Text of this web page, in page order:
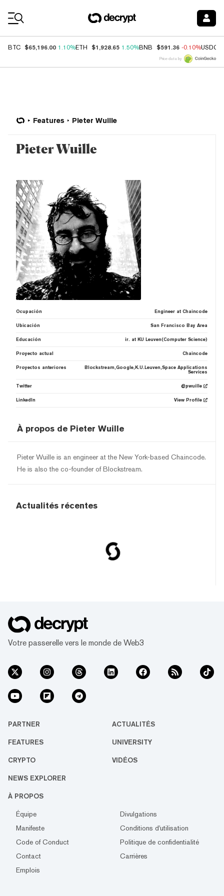
BTC $65,196.00 1.10%ETH $1,928.65 1.50%BNB $591.36 -0.10%USDC
Price data by
Features Pieter Wuille
Pieter Wuille
Ocupación Engineer at Chaincode
Ubicación San Francisco Bay Area
Educación ir. at KU Leuven(Computer Science)
Proyecto actual Chaincode
Proyectos anteriores
Blockstream,Google,K.U.Leuven,Space Applications
Services
Twitter @pwuille
LinkedIn View Profile
À propos de Pieter Wuille
Pieter Wuille is an engineer at the New York-based Chaincode.
He is also the co-founder of Blockstream.
Actualités récentes
Votre passerelle vers le monde de Web3
PARTNER ACTUALITÉS
FEATURES UNIVERSITY
CRYPTO VIDÉOS
NEWS EXPLORER
À PROPOS
Équipe
Divulgations
Manifeste
Conditions d'utilisation
Code of Conduct
Politique de confidentialité
Contact
Carrières
Emplois